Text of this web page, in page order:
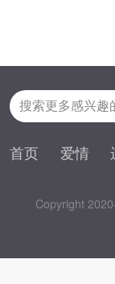
首页 爱情
Copyright